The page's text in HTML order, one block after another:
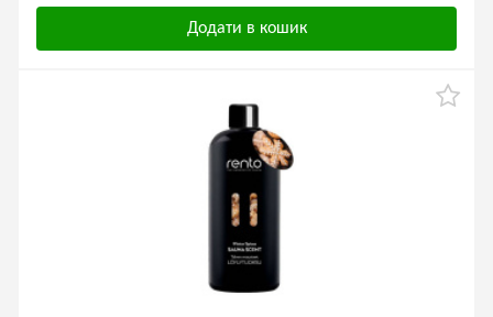
Додати в кошик